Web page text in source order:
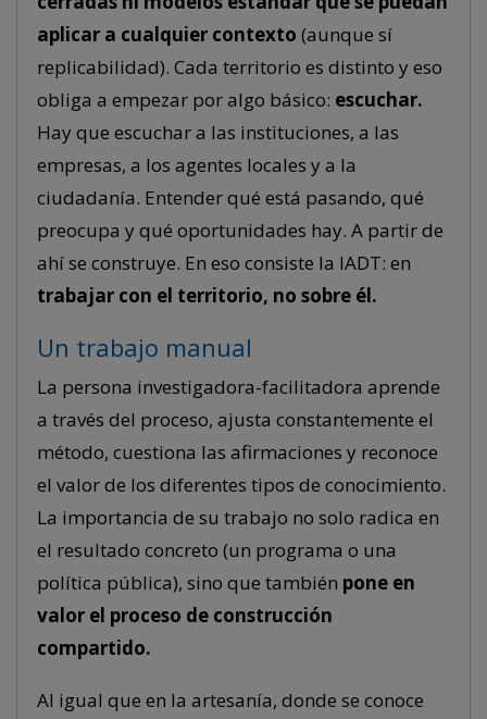
aplicar a cualquier contexto (aunque sí
replicabilidad). Cada territorio es distinto y eso
obliga a empezar por algo básico: escuchar.
Hay que escuchar a las instituciones, a las
empresas, a los agentes locales y a la
ciudadanía. Entender qué está pasando, qué
preocupa y qué oportunidades hay. A partir de
ahí se construye. En eso consiste la IADT: en
trabajar con el territorio, no sobre él.
Un trabajo manual
La persona investigadora-facilitadora aprende
a través del proceso, ajusta constantemente el
método, cuestiona las afirmaciones y reconoce
el valor de los diferentes tipos de conocimiento.
La importancia de su trabajo no solo radica en
el resultado concreto (un programa o una
política pública), sino que también pone en
valor el proceso de construcción
compartido.
Al igual que en la artesanía, donde se conoce